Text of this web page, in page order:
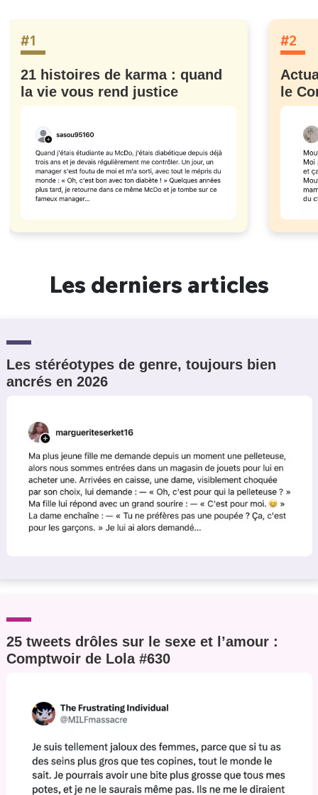
#1
21 histoires de karma : quand
la vie vous rend justice
#2
le
Les derniers articles
Les stéréotypes de genre, toujours bien
ancrés en 2026
25 tweets drôles sur le sexe et l’amour :
Comptwoir de Lola #630